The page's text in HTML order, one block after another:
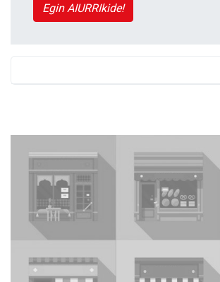
Egin AIURRIkide!